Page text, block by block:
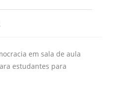
em sala de aula
estudantes para